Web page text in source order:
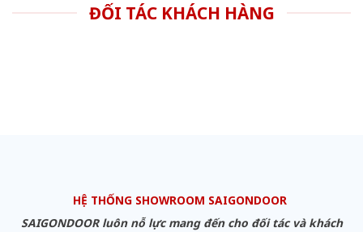
ĐỐI TÁC KHÁCH HÀNG
HỆ THỐNG SHOWROOM SAIGONDOOR
SAIGONDOOR luôn nỗ lực mang đến cho đối tác và khách